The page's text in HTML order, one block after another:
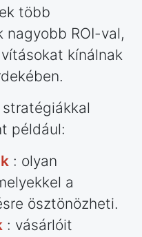
több
nagyobb ROI-val,
kínálnak
például:
: olyan
a
ösztönözheti.
: vásárlóit